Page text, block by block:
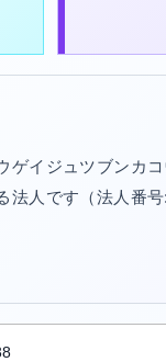
イジュツブンカ
人です（法人番